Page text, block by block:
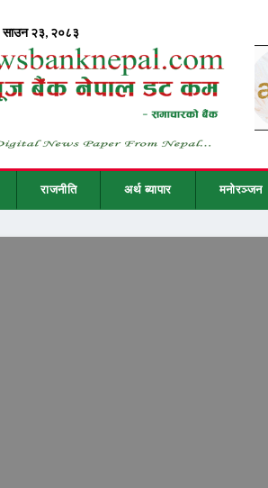
राजनीति अर्थ ब्यापार मनोरञ्जन